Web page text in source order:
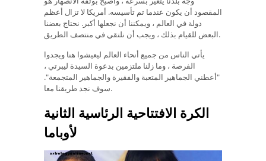
المقصود أن يكون عندما تم تأسيسه. أمريكا لا تزال أعظم
دولة في العالم ، ويمكننا أن نجعلها أكبر. نحتاج بعضنا
البعض للقيام بذلك ، ويجب أن نلتقي في منتصف الطريق.
يأتي الناس من جميع أنحاء العالم ليعيشوا هنا ويجدوا
الفرصة ، وما زلنا ملتزمين بدعوة السيدة ليبرتي ،
"أعطني الجماهير المتعبة والفقيرة والجماهير المتجمعة".
سوف نجد طريقنا معا.
الكرة الافتتاحية الرئاسية الثانية
لأوباما